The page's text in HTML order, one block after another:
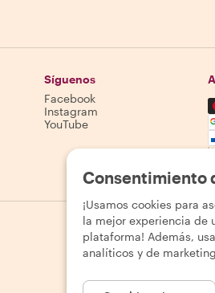
Síguenos
Facebook
Instagram
YouTube
Consentimiento
¡Usamos cookies para
la mejor experiencia de
plataforma! Además,
analíticos y de